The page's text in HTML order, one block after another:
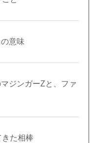
意味
ジンガーZと、ファ
た相棒